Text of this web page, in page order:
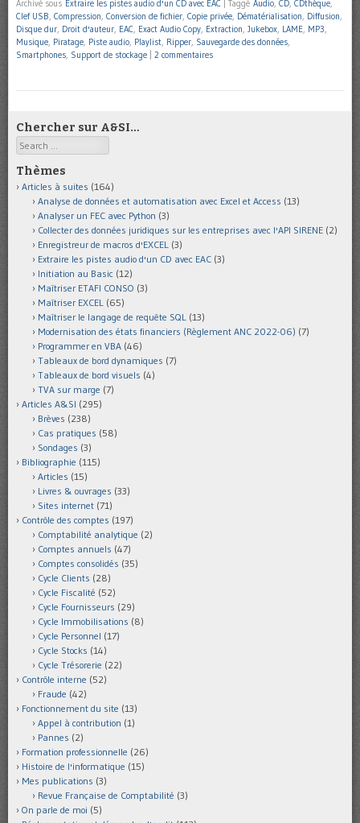
Archivé sous Extraire les pistes audio d'un CD avec EAC Taggé Audio, CD, CDthèque,
Clef USB, Compression, Conversion de fichier, Copie privée, Dématérialisation, Diffusion,
Disque dur, Droit d'auteur, EAC, Exact Audio Copy, Extraction, Jukebox, LAME, MP3,
Musique, Piratage, Piste audio, Playlist, Ripper, Sauvegarde des données,
Smartphones, Support de stockage 2 commentaires
Chercher sur A&SI…
Search
Thèmes
Articles à suites (164)
Analyse de données et automatisation avec Excel et Access (13)
Analyser un FEC avec Python (3)
Collecter des données juridiques sur les entreprises avec l'API SIRENE (2)
Enregistreur de macros d'EXCEL (3)
Extraire les pistes audio d'un CD avec EAC (3)
Initiation au Basic (12)
Maîtriser ETAFI CONSO (3)
Maîtriser EXCEL (65)
Maîtriser le langage de requête SQL (13)
Modernisation des états financiers (Règlement ANC 2022-06) (7)
Programmer en VBA (46)
Tableaux de bord dynamiques (7)
Tableaux de bord visuels (4)
TVA sur marge (7)
Articles A&SI (295)
Brèves (238)
Cas pratiques (58)
Sondages (3)
Bibliographie (115)
Articles (15)
Livres & ouvrages (33)
Sites internet (71)
Contrôle des comptes (197)
Comptabilité analytique (2)
Comptes annuels (47)
Comptes consolidés (35)
Cycle Clients (28)
Cycle Fiscalité (52)
Cycle Fournisseurs (29)
Cycle Immobilisations (8)
Cycle Personnel (17)
Cycle Stocks (14)
Cycle Trésorerie (22)
Contrôle interne (52)
Fraude (42)
Fonctionnement du site (13)
Appel à contribution (1)
Pannes (2)
Formation professionnelle (26)
Histoire de l'informatique (15)
Mes publications (3)
Revue Française de Comptabilité (3)
On parle de moi (5)